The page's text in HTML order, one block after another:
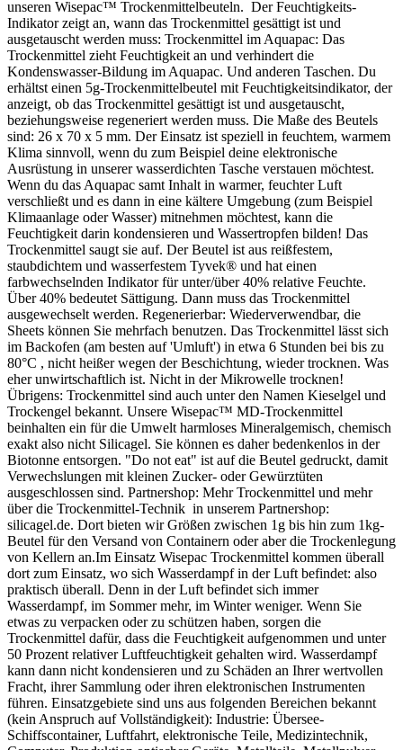
unseren Wisepac™ Trockenmittelbeuteln. Der Feuchtigkeits-
Indikator zeigt an, wann das Trockenmittel gesättigt ist und
ausgetauscht werden muss: Trockenmittel im Aquapac: Das
Trockenmittel zieht Feuchtigkeit an und verhindert die
Kondenswasser-Bildung im Aquapac. Und anderen Taschen. Du
erhältst einen 5g-Trockenmittelbeutel mit Feuchtigkeitsindikator, der
anzeigt, ob das Trockenmittel gesättigt ist und ausgetauscht,
beziehungsweise regeneriert werden muss. Die Maße des Beutels
sind: 26 x 70 x 5 mm. Der Einsatz ist speziell in feuchtem, warmem
Klima sinnvoll, wenn du zum Beispiel deine elektronische
Ausrüstung in unserer wasserdichten Tasche verstauen möchtest.
Wenn du das Aquapac samt Inhalt in warmer, feuchter Luft
verschließt und es dann in eine kältere Umgebung (zum Beispiel
Klimaanlage oder Wasser) mitnehmen möchtest, kann die
Feuchtigkeit darin kondensieren und Wassertropfen bilden! Das
Trockenmittel saugt sie auf. Der Beutel ist aus reißfestem,
staubdichtem und wasserfestem Tyvek® und hat einen
farbwechselnden Indikator für unter/über 40% relative Feuchte.
Über 40% bedeutet Sättigung. Dann muss das Trockenmittel
ausgewechselt werden. Regenerierbar: Wiederverwendbar, die
Sheets können Sie mehrfach benutzen. Das Trockenmittel lässt sich
im Backofen (am besten auf 'Umluft') in etwa 6 Stunden bei bis zu
80°C , nicht heißer wegen der Beschichtung, wieder trocknen. Was
eher unwirtschaftlich ist. Nicht in der Mikrowelle trocknen!
Übrigens: Trockenmittel sind auch unter den Namen Kieselgel und
Trockengel bekannt. Unsere Wisepac™ MD-Trockenmittel
beinhalten ein für die Umwelt harmloses Mineralgemisch, chemisch
exakt also nicht Silicagel. Sie können es daher bedenkenlos in der
Biotonne entsorgen. "Do not eat" ist auf die Beutel gedruckt, damit
Verwechslungen mit kleinen Zucker- oder Gewürztüten
ausgeschlossen sind. Partnershop: Mehr Trockenmittel und mehr
über die Trockenmittel-Technik in unserem Partnershop:
silicagel.de. Dort bieten wir Größen zwischen 1g bis hin zum 1kg-
Beutel für den Versand von Containern oder aber die Trockenlegung
von Kellern an.Im Einsatz Wisepac Trockenmittel kommen überall
dort zum Einsatz, wo sich Wasserdampf in der Luft befindet: also
praktisch überall. Denn in der Luft befindet sich immer
Wasserdampf, im Sommer mehr, im Winter weniger. Wenn Sie
etwas zu verpacken oder zu schützen haben, sorgen die
Trockenmittel dafür, dass die Feuchtigkeit aufgenommen und unter
50 Prozent relativer Luftfeuchtigkeit gehalten wird. Wasserdampf
kann dann nicht kondensieren und zu Schäden an Ihrer wertvollen
Fracht, ihrer Sammlung oder ihren elektronischen Instrumenten
führen. Einsatzgebiete sind uns aus folgenden Bereichen bekannt
(kein Anspruch auf Vollständigkeit): Industrie: Übersee-
Schiffscontainer, Luftfahrt, elektronische Teile, Medizintechnik,